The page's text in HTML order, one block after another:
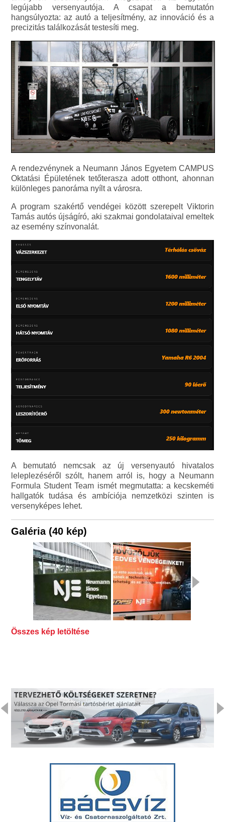
legújabb versenyautója. A csapat a bemutatón
hangsúlyozta: az autó a teljesítmény, az innováció és a
precizitás találkozását testesíti meg.
A rendezvénynek a Neumann János Egyetem CAMPUS
Oktatási Épületének tetőterasza adott otthont, ahonnan
különleges panoráma nyílt a városra.
A program szakértő vendégei között szerepelt Viktorin
Tamás autós újságíró, aki szakmai gondolataival emeltek
az esemény színvonalát.
A bemutató nemcsak az új versenyautó hivatalos
leleplezéséről szólt, hanem arról is, hogy a Neumann
Formula Student Team ismét megmutatta: a kecskeméti
hallgatók tudása és ambíciója nemzetközi szinten is
versenyképes lehet.
Galéria (40 kép)
Összes kép letöltése